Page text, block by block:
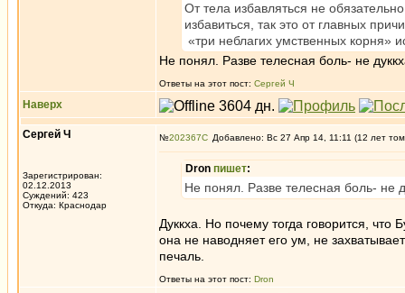
От тела избавляться не
избавиться, так это от главных
«три неблагих умственных корня»
Не понял. Разве телесная боль- не
Ответы на этот пост: Сергей Ч
Наверх
Сергей Ч
Зарегистрирован:
02.12.2013
Суждений: 423
Откуда: Краснодар
№202367 Добавлено: Вс 27 Апр 14, 11:11 (12 лет
Dron пишет:
Не понял. Разве телесная боль- не
Дуккха. Но почему тогда говорится, что
она не наводняет его ум, не
печаль.
Ответы на этот пост: Dron